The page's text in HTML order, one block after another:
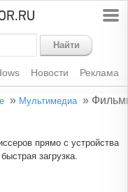
Найти
Новости Реклама
» Мультимедиа »
прямо с устройства
загрузка.